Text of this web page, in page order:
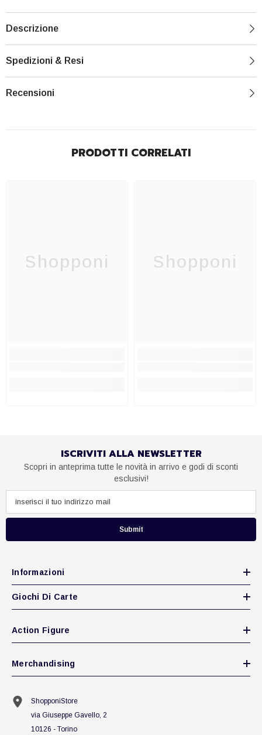
Descrizione
Spedizioni & Resi
Recensioni
PRODOTTI CORRELATI
Shopponi Shopponi
ISCRIVITI ALLA NEWSLETTER
Scopri in anteprima tutte le novità in arrivo e godi di sconti
esclusivi!
Submit
Informazioni
Giochi Di Carte
Action Figure
Merchandising
ShopponiStore
via Giuseppe Gavello, 2
10126 - Torino